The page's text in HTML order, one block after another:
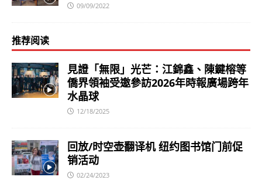
09/09/2022
推荐阅读
見證「無限」光芒：江錦鑫、陳鍵榕等
僑界領袖受邀參訪2026年時報廣場跨年
水晶球
12/18/2025
回放/时空壶翻译机 纽约图书馆门前促
销活动
02/24/2023